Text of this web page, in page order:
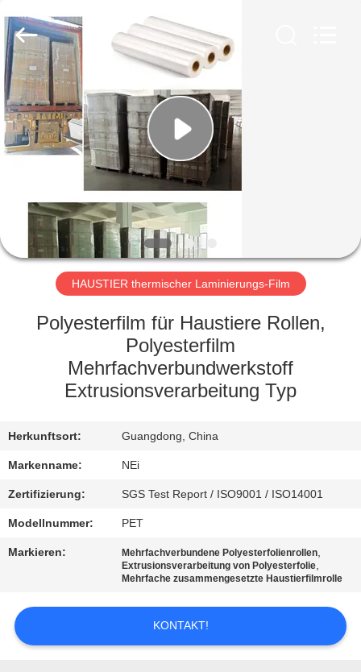
HAUS
PRODUKTE
SHOW
ÜBER
FABRIK-
AUSFLUG
TRETEN
SIE
MIT
UNS
VERBINDUNG
FORDERN
COMPOSITE
MATERIAL CO., LTD..
All
Rights
Reserved.
HAUSTIER thermischer Laminierungs-Film
Polyesterfilm für Haustiere Rollen,
Polyesterfilm
Mehrfachverbundwerkstoff
Extrusionsverarbeitung Typ
Herkunftsort: Guangdong, China
Markenname: NEi
Zertifizierung: SGS Test Report / ISO9001 / ISO14001
Modellnummer: PET
Markieren: Mehrfachverbundene Polyesterfolienrollen,
Extrusionsverarbeitung von Polyesterfolie,
Mehrfache zusammengesetzte Haustierfilmrolle
KONTAKT!